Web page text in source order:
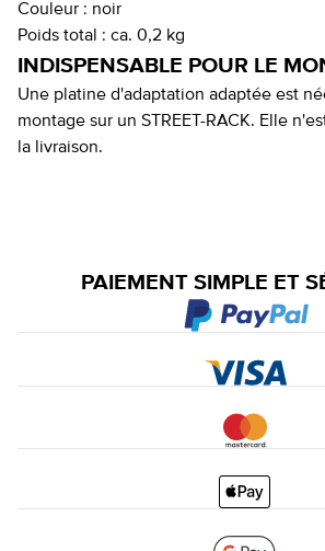
Couleur : noir
Poids total : ca. 0,2 kg
INDISPENSABLE POUR LE
Une platine d'adaptation adaptée est
montage sur un STREET-RACK. Elle
la livraison.
PAIEMENT SIMPLE ET